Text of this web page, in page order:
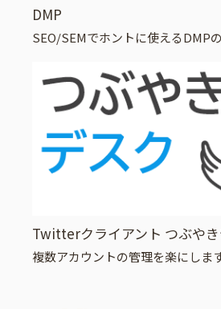
DMP
SEO/SEMでホントに使えるDMP
Twitterクライアント つぶや
複数アカウントの管理を楽にします